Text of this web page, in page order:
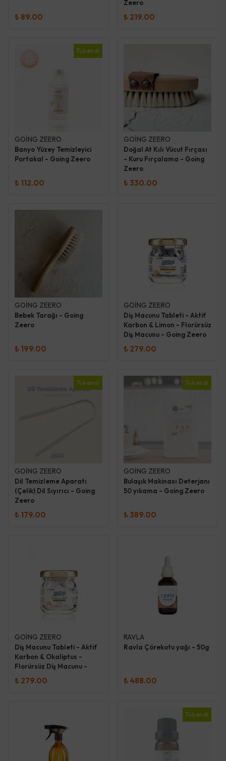
₺ 89.00
Zeero
₺ 219.00
Tükendi
GOİNG ZEERO
Banyo Yüzey Temizleyici
Portakal - Going Zeero
₺ 112.00
GOİNG ZEERO
Doğal At Kılı Vücut Fırçası
- Kuru Fırçalama - Going
Zeero
₺ 330.00
GOİNG ZEERO
Bebek Tarağı - Going
Zeero
₺ 199.00
GOİNG ZEERO
Diş Macunu Tableti - Aktif
Karbon & Limon - Florürsüz
Diş Macunu - Going Zeero
₺ 279.00
Tükendi
GOİNG ZEERO
Dil Temizleme Aparatı
(Çelik) Dil Sıyırıcı - Going
Zeero
₺ 179.00
Tükendi
GOİNG ZEERO
Bulaşık Makinası Deterjanı
50 yıkama - Going Zeero
₺ 389.00
GOİNG ZEERO
Diş Macunu Tableti - Aktif
Karbon & Okaliptus -
Florürsüz Diş Macunu -
₺ 279.00
RAVLA
Ravla Çörekotu yağı - 50g
₺ 488.00
Tükendi